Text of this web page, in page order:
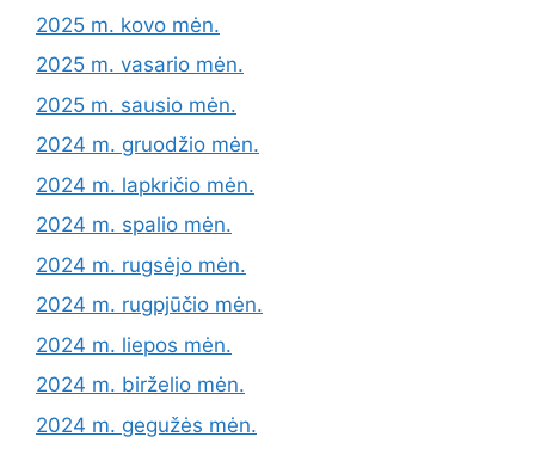
2025 m. kovo mėn.
2025 m. vasario mėn.
2025 m. sausio mėn.
2024 m. gruodžio mėn.
2024 m. lapkričio mėn.
2024 m. spalio mėn.
2024 m. rugsėjo mėn.
2024 m. rugpjūčio mėn.
2024 m. liepos mėn.
2024 m. birželio mėn.
2024 m. gegužės mėn.